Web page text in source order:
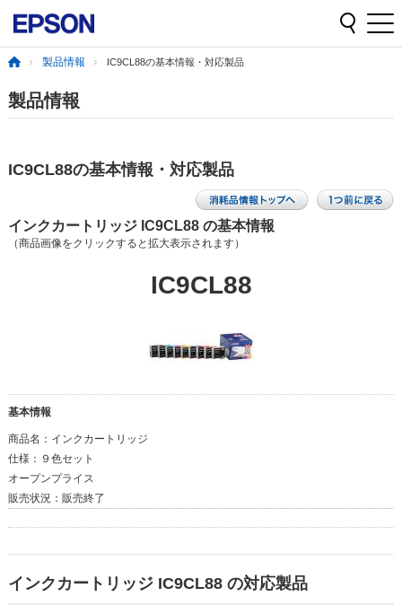
製品情報 IC9CL88の基本情報・対応製品
製品情報
IC9CL88の基本情報・対応製品
インクカートリッジ IC9CL88 の基本情報
（商品画像をクリックすると拡大表示されます）
IC9CL88
基本情報
商品名： インクカートリッジ
仕様： ９色セット
オープンプライス
販売状況： 販売終了
インクカートリッジ IC9CL88 の対応製品